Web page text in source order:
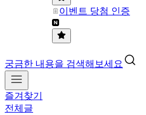
이벤트 당첨 인증
궁금한 내용을 검색해보세요
즐겨찾기
전체글